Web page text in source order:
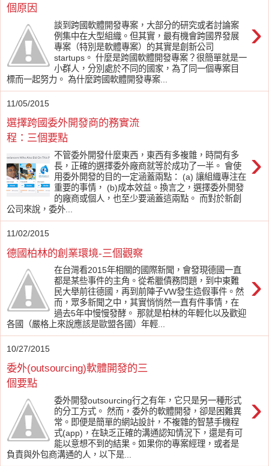
個原因
›
談到跨國軟體開發專案，大部分的研究或者討論案
例集中在大型組織。但其實，最有機會跨國界發展
專案（特別是軟體專案）的其實是創新公司
startups。 什麼是跨國軟體開發專案？很簡單就是一
小群人，分別處於不同的國家，為了同一個專案目
標而一起努力。 為什麼跨國軟體開發專案...
11/05/2015
選擇跨國委外開發商的務實流
程：三個要點
›
不管委外開發什麼東西，東西有多複雜，時間有多
長，正確的選擇委外廠商就等於成功了一半。 會使
用委外開發的目的一定涵蓋兩點： (a) 讓組織專注在
重要的事情， (b)成本效益。換言之，選擇委外開發
的廠商或個人，也至少要涵蓋這兩點。 而對於新創
公司來說，委外...
11/02/2015
德國柏林的創業環境-三個觀察
›
在台灣看2015年相關的國際新聞，會發現德國一直
都是某些事件的主角。從希臘債務問題，到中東難
民大舉前往德國，再到前陣子VW發生造假事件。然
而，眾多新聞之中，其實悄悄然一直有件事情，在
過去5年中慢慢發酵。 那就是柏林的年輕化以及歡迎
各國（嚴格上來說應該是歐盟各國）年輕...
10/27/2015
委外(outsourcing)軟體開發的三
個要點
›
委外開發outsourcing行之有年，它只是另一種形式
的分工方式。 然而，委外的軟體開發，卻是困難異
常。即便是簡單的網站設計，不複雜的智慧手機程
式(app)，在缺乏正確的溝通認知情況下，還是有可
能以意想不到的結果。如果你的專案經理，或者是
負責與外包商溝通的人，以下是...